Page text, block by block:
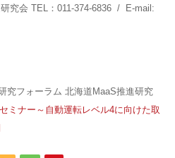
研究会 TEL：011-374-6836 / E-mail:
究フォーラム 北海道MaaS推進研究
ミナー～自動運転レベル4に向けた取